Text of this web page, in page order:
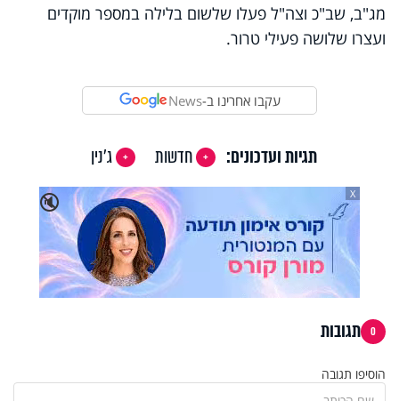
מג"ב, שב"כ וצה"ל פעלו שלשום בלילה במספר מוקדים
ועצרו שלושה פעילי טרור.
עקבו אחרינו ב-News
תגיות ועדכונים: חדשות
ג'נין
🔇
X
0 תגובות
הוסיפו תגובה